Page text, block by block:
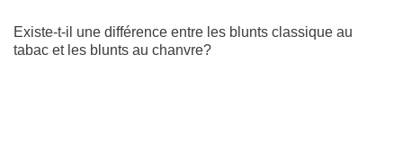
Existe-t-il une différence entre les blunts classique au
tabac et les blunts au chanvre?